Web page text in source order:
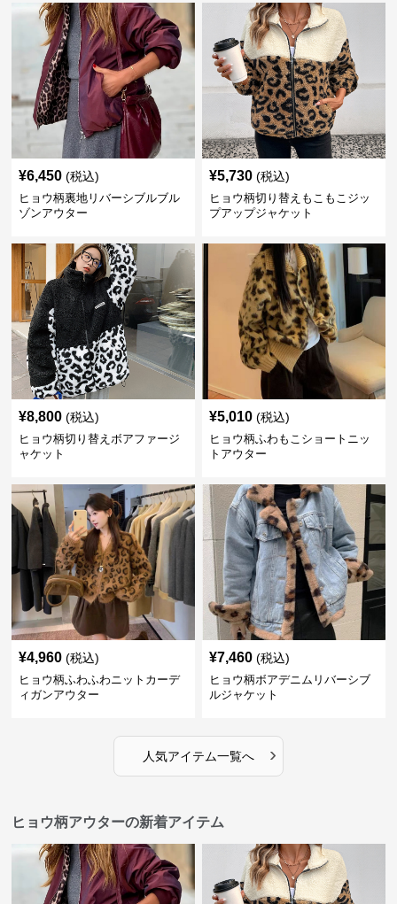
¥6,450 (税込)
ヒョウ柄裏地リバーシブルブル
ゾンアウター
¥5,730 (税込)
ヒョウ柄切り替えもこもこジッ
プアップジャケット
¥8,800 (税込)
ヒョウ柄切り替えボアファージ
ャケット
¥5,010 (税込)
ヒョウ柄ふわもこショートニッ
トアウター
¥4,960 (税込)
ヒョウ柄ふわふわニットカーデ
ィガンアウター
¥7,460 (税込)
ヒョウ柄ボアデニムリバーシブ
ルジャケット
人気アイテム一覧へ ›
ヒョウ柄アウターの新着アイテム